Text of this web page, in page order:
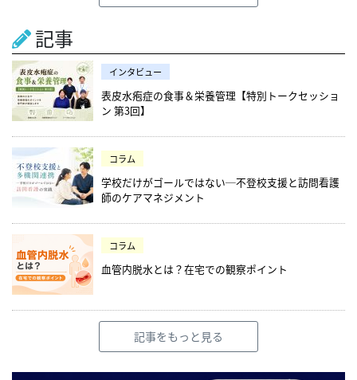
記事
インタビュー
表皮水疱症の食事＆栄養管理【特別トークセッショ
ン 第3回】
コラム
学校だけがゴールではない─不登校支援と訪問看護
師のケアマネジメント
コラム
血管内脱水とは？在宅での観察ポイント
記事をもっと見る